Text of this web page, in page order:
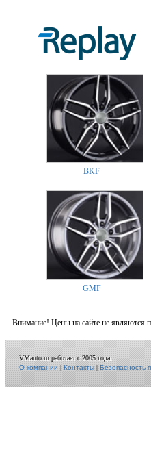
BKF
GMF
Внимание! Цены на сайте не являются
VMauto.ru работает с 2005 года.
О компании|Контакты|Безопасность